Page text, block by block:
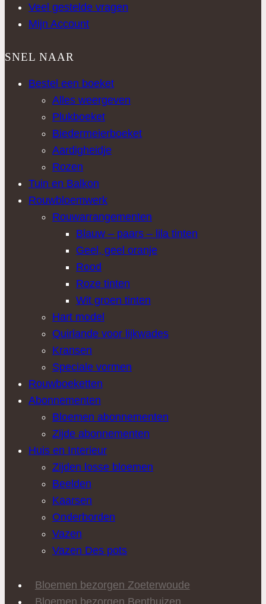
Veel gestelde vragen
Mijn Account
SNEL NAAR
Bestel een boeket
Alles weergeven
Plukboeket
Biedermeierboeket
Aardigheidje
Rozen
Tuin en Balkon
Rouwbloemwerk
Rouwarrangementen
Blauw – paars – lila tinten
Geel, geel oranje
Rood
Roze tinten
Wit groen tinten
Hart model
Quirlande voor lijkwades
Kransen
Speciale vormen
Rouwboeketten
Abonnementen
Bloemen abonnementen
Zijde abonnementen
Huis en Interieur
Zijden losse bloemen
Beelden
Kaarsen
Onderborden
Vazen
Vazen Des pots
Bloemen bezorgen Zoeterwoude
Bloemen bezorgen Benthuizen